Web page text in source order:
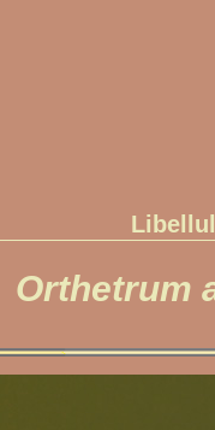
Orthetrum